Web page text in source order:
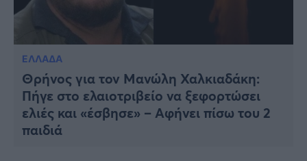
ΕΛΛΑΔΑ
Θρήνος για τον Μανώλη Χαλκιαδάκη:
Πήγε στο ελαιοτριβείο να ξεφορτώσει
ελιές και «έσβησε» – Αφήνει πίσω του 2
παιδιά